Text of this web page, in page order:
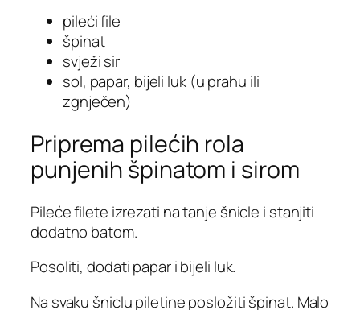
pileći file
špinat
svježi sir
sol, papar, bijeli luk (u prahu ili
zgnječen)
Priprema pilećih rola
punjenih špinatom i sirom
Pileće filete izrezati na tanje šnicle i stanjiti
dodatno batom.
Posoliti, dodati papar i bijeli luk.
Na svaku šniclu piletine posložiti špinat. Malo